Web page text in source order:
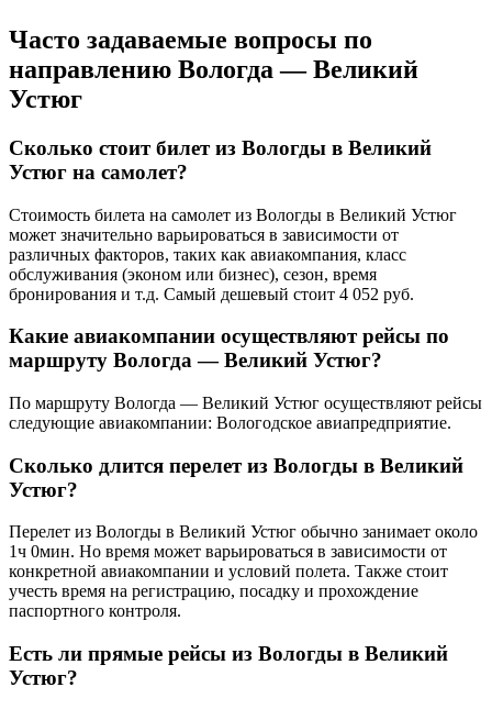
Часто задаваемые вопросы по
направлению Вологда — Великий
Устюг
Сколько стоит билет из Вологды в Великий
Устюг на самолет?
Стоимость билета на самолет из Вологды в Великий Устюг
может значительно варьироваться в зависимости от
различных факторов, таких как авиакомпания, класс
обслуживания (эконом или бизнес), сезон, время
бронирования и т.д. Самый дешевый стоит 4 052 руб.
Какие авиакомпании осуществляют рейсы по
маршруту Вологда — Великий Устюг?
По маршруту Вологда — Великий Устюг осуществляют рейсы
следующие авиакомпании: Вологодское авиапредприятие.
Сколько длится перелет из Вологды в Великий
Устюг?
Перелет из Вологды в Великий Устюг обычно занимает около
1ч 0мин. Но время может варьироваться в зависимости от
конкретной авиакомпании и условий полета. Также стоит
учесть время на регистрацию, посадку и прохождение
паспортного контроля.
Есть ли прямые рейсы из Вологды в Великий
Устюг?